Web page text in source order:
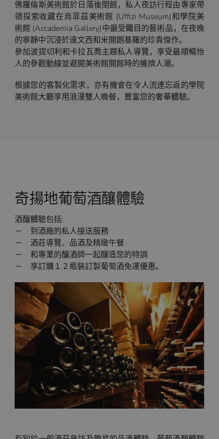
佛羅倫斯美術館於日落後閉館，私人夜訪行程由專家帶
領探索收藏在烏菲茲美術館 (Uffizi Museum)和學院美
術館 (Accademia Gallery)中最受矚目的藝術品，在夜晚
的寧靜中沉浸於達文西和米開朗基羅的珍貴傑作。
參加波提切利和卡拉瓦喬主題私人導覽，享受最順暢怡
人的參觀動線並避開美術館開館時的擁擠人潮。
根據您的客製化需求，亦有機會在令人流連忘返的學院
美術館大廳享用浪漫雙人晚餐，豐富您的奢華體驗。
奇揚地葡萄酒釀體驗
酒釀體驗包括:
－ 到酒廠的私人接送服務
－ 酒莊導覽、品酒及精緻午餐
－ 和專業的釀酒師一起釀造您的特調
－ 享訂購１２瓶裝訂製葡萄酒免運優惠。